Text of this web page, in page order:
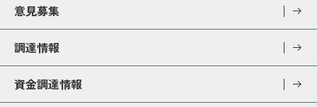
意見募集
調達情報
資金調達情報